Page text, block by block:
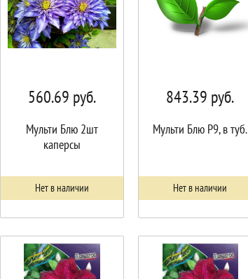
560.69 руб.
Мульти Блю 2шт
каперсы
Нет в наличии
843.39 руб.
Мульти Блю P9, в туб.
Нет в наличии